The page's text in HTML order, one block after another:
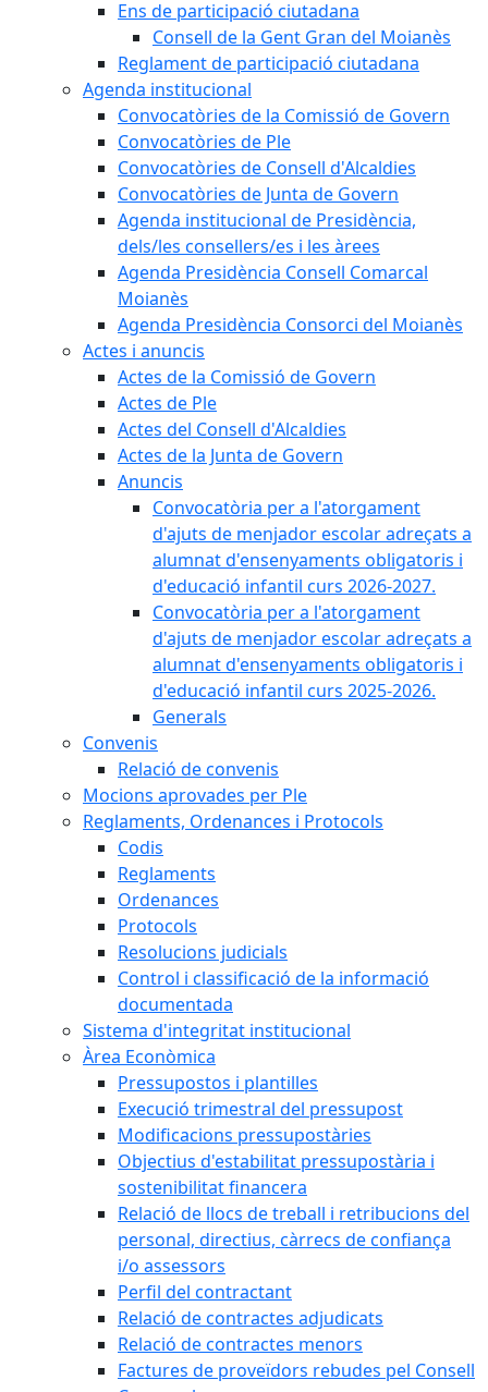
Ens de participació ciutadana
Consell de la Gent Gran del Moianès
Reglament de participació ciutadana
Agenda institucional
Convocatòries de la Comissió de Govern
Convocatòries de Ple
Convocatòries de Consell d'Alcaldies
Convocatòries de Junta de Govern
Agenda institucional de Presidència,
dels/les consellers/es i les àrees
Agenda Presidència Consell Comarcal
Moianès
Agenda Presidència Consorci del Moianès
Actes i anuncis
Actes de la Comissió de Govern
Actes de Ple
Actes del Consell d'Alcaldies
Actes de la Junta de Govern
Anuncis
Convocatòria per a l'atorgament
d'ajuts de menjador escolar adreçats a
alumnat d'ensenyaments obligatoris i
d'educació infantil curs 2026-2027.
Convocatòria per a l'atorgament
d'ajuts de menjador escolar adreçats a
alumnat d'ensenyaments obligatoris i
d'educació infantil curs 2025-2026.
Generals
Convenis
Relació de convenis
Mocions aprovades per Ple
Reglaments, Ordenances i Protocols
Codis
Reglaments
Ordenances
Protocols
Resolucions judicials
Control i classificació de la informació
documentada
Sistema d'integritat institucional
Àrea Econòmica
Pressupostos i plantilles
Execució trimestral del pressupost
Modificacions pressupostàries
Objectius d'estabilitat pressupostària i
sostenibilitat financera
Relació de llocs de treball i retribucions del
personal, directius, càrrecs de confiança
i/o assessors
Perfil del contractant
Relació de contractes adjudicats
Relació de contractes menors
Factures de proveïdors rebudes pel Consell